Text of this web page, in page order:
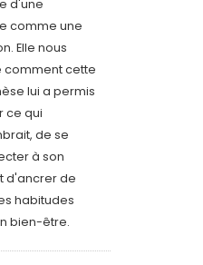
d'une
comme une
Elle nous
comment cette
lui a permis
ce qui
de se
à son
d'ancrer de
habitudes
bien-être.